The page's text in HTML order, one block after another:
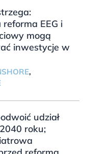
reforma EEG i
mogą
inwestycje w
,
udział
roku;